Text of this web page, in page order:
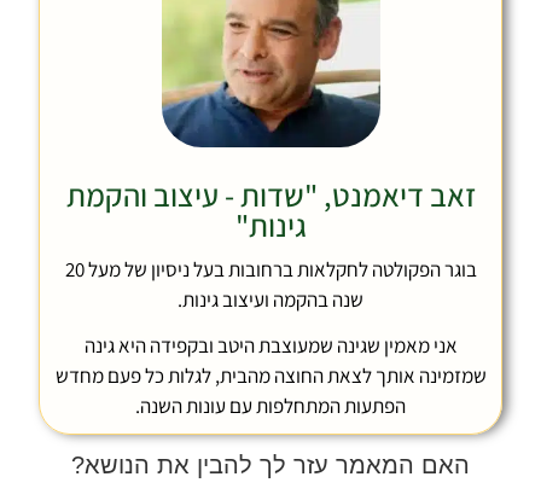
זאב דיאמנט, "שדות - עיצוב והקמת
גינות"
בוגר הפקולטה לחקלאות ברחובות בעל ניסיון של מעל 20
שנה בהקמה ועיצוב גינות.
אני מאמין שגינה שמעוצבת היטב ובקפידה היא גינה
שמזמינה אותך לצאת החוצה מהבית, לגלות כל פעם מחדש
הפתעות המתחלפות עם עונות השנה.
האם המאמר עזר לך להבין את הנושא?